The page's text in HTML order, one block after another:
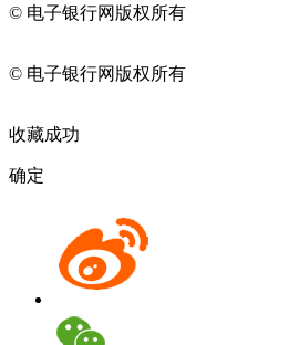
© 电子银行网版权所有
© 电子银行网版权所有
收藏成功
确定